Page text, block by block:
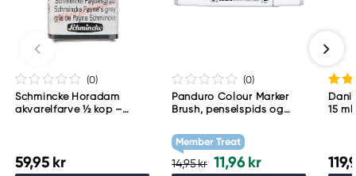
Too Marker Products Inc.
Meguro Higashiyama Bldg., 1-4-4 Higashiyama,
Meguro-ku
www.toomarker.co.jp
(0)
Schmincke Horadam
akvarelfarve ½ kop –
59,95 kr
(0)
Panduro Colour Marker
Brush, penselspids og
grey 1 WG1
Member Treat
14,95 kr 11,96 kr
15